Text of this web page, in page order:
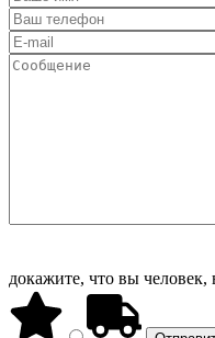
докажите, что вы человек,